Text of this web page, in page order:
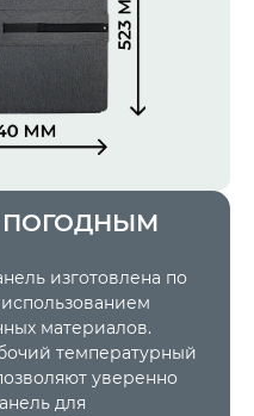
ПОГОДНЫМ
изготовлена по
материалов.
температурный
уверенно
для